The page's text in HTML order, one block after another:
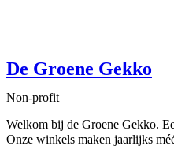
De Groene Gekko
Non-profit
Welkom bij de Groene Gekko.
Onze winkels maken jaarlijks